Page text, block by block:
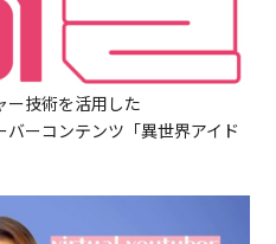
ー技術を活用した
ーコンテンツ「異世界アイド